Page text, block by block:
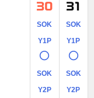
30
SOK
Y1P
○
SOK
Y2P
31
SOK
Y1P
○
SOK
Y2P